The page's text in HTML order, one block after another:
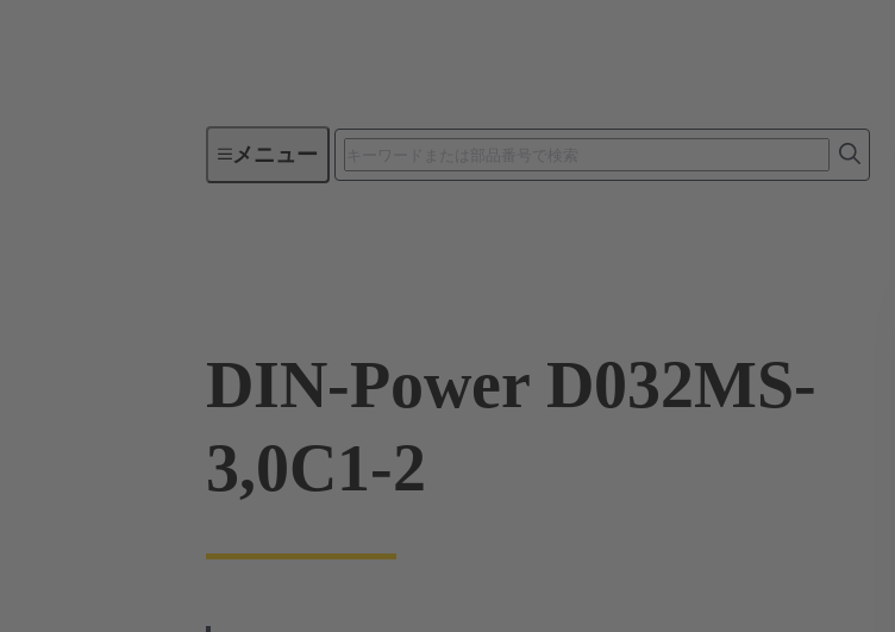
メニューデバイスコネクティビティ
DIN-Power D032MS-
3,0C1-2